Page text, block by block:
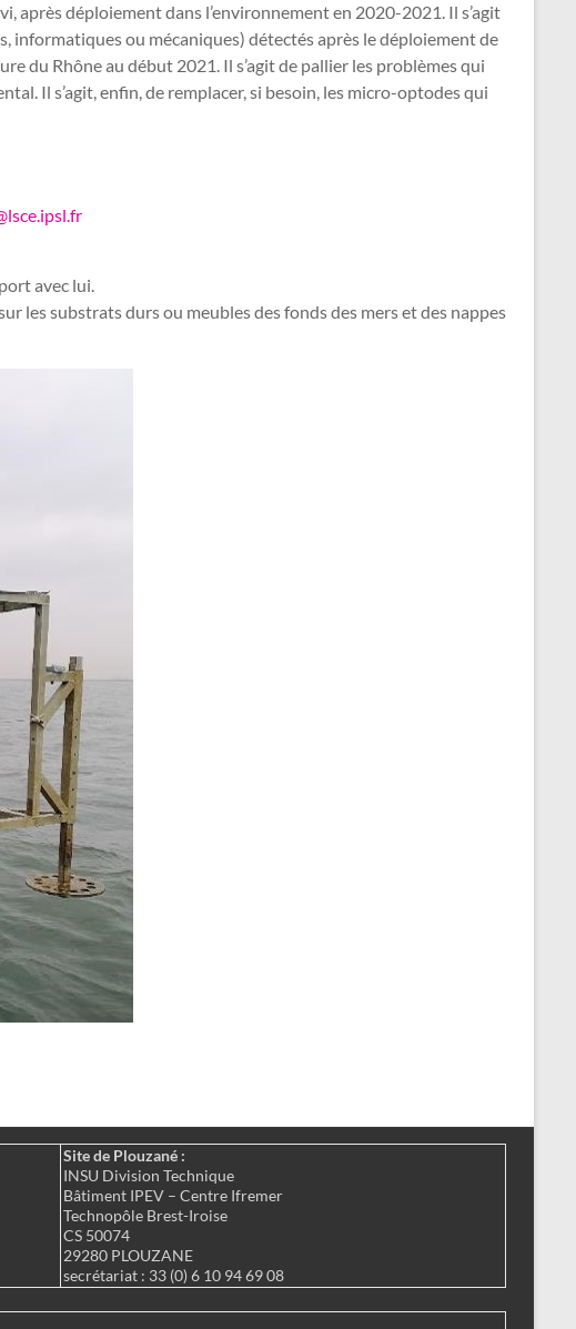
après déploiement dans l’environnement en 2020-2021. Il s’agit
informatiques ou mécaniques) détectés après le déploiement de
du Rhône au début 2021. Il s’agit de pallier les problèmes qui
Il s’agit, enfin, de remplacer, si besoin, les micro-optodes qui
avec lui.
les substrats durs ou meubles des fonds des mers et des nappes
Site de Plouzané :
INSU Division Technique
Bâtiment IPEV – Centre Ifremer
Technopôle Brest-Iroise
CS 50074
29280 PLOUZANE
secrétariat : 33 (0) 6 10 94 69 08